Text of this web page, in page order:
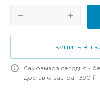
КУПИТЬ В 1
Самовывоз сегодня -
Доставка завтра - 390 ₽